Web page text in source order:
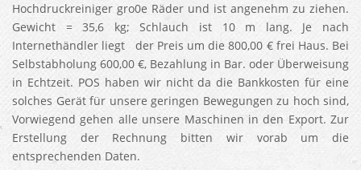
Hochdruckreiniger gro0e Räder und ist angenehm zu ziehen.
Gewicht = 35,6 kg; Schlauch ist 10 m lang. Je nach
Internethändler liegt der Preis um die 800,00 € frei Haus. Bei
Selbstabholung 600,00 €, Bezahlung in Bar. oder Überweisung
in Echtzeit. POS haben wir nicht da die Bankkosten für eine
solches Gerät für unsere geringen Bewegungen zu hoch sind,
Vorwiegend gehen alle unsere Maschinen in den Export. Zur
Erstellung der Rechnung bitten wir vorab um die
entsprechenden Daten.